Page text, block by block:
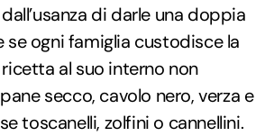
di darle una doppia
se ogni famiglia custodisce la
al suo interno non
secco, cavolo nero, verza e
toscanelli, zolfini o cannellini.